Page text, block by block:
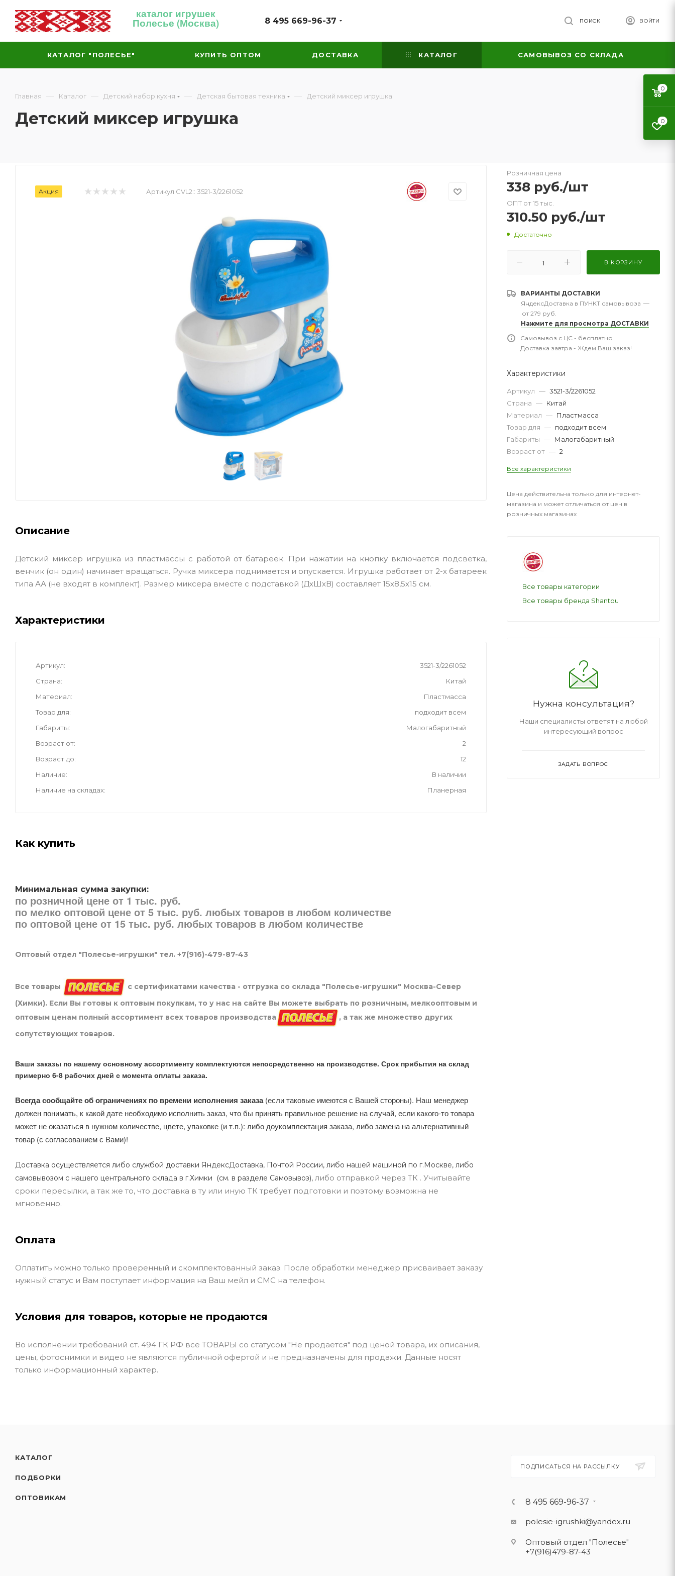
каталог игрушек
Полесье (Москва) 8 495 669-96-37 ВОЙТИ
ПОИСК
КАТАЛОГ "ПОЛЕСЬЕ" КУПИТЬ ОПТОМ ДОСТАВКА КАТАЛОГ САМОВЫВОЗ СО СКЛАДА
Главная — Каталог — Детский набор кухня — Детская бытовая техника — Детский миксер игрушка
Детский миксер игрушка
Акция Артикул CVL2:: 3521-3/2261052
Описание
Детский миксер игрушка из пластмассы с работой от батареек. При нажатии на кнопку включается подсветка,
венчик (он один) начинает вращаться. Ручка миксера поднимается и опускается. Игрушка работает от 2-х батареек
типа АА (не входят в комплект). Размер миксера вместе с подставкой (ДхШхВ) составляет 15х8,5х15 см.
Характеристики
Артикул
3521-3/2261052
Страна
Китай
Материал
Пластмасса
Товар для
подходит всем
Габариты
Малогабаритный
Возраст от
2
Возраст до
12
Наличие
В наличии
Наличие на складах
Планерная
Как купить
Минимальная сумма закупки:
по розничной цене от 1 тыс. руб.
по мелко оптовой цене от 5 тыс. руб. любых товаров в любом количестве
по оптовой цене от 15 тыс. руб. любых товаров в любом количестве
Оптовый отдел "Полесье-игрушки" тел. +7(916)-479-87-43
Все товары
с сертификатами качества - отгрузка со склада "Полесье-игрушки" Москва-Север
(Химки). Если Вы готовы к оптовым покупкам, то у нас на сайте Вы можете выбрать по розничным, мелкооптовым и
оптовым ценам полный ассортимент всех товаров производства
, а так же множество других
сопутствующих товаров.
Ваши заказы по нашему основному ассортименту комплектуются непосредственно на производстве. Срок прибытия на склад
примерно 6-8 рабочих дней с момента оплаты заказа.
Всегда сообщайте об ограничениях по времени исполнения заказа(если таковые имеются с Вашей стороны). Наш менеджер
должен понимать, к какой дате необходимо исполнить заказ, что бы принять правильное решение на случай, если какого-то товара
может не оказаться в нужном количестве, цвете, упаковке (и т.п.): либо доукомплектация заказа, либо замена на альтернативный
товар (с согласованием с Вами)!
Доставка осуществляется либо службой доставки ЯндексДоставка, Почтой России, либо нашей машиной по г.Москве, либо
самовывозом с нашего центрального склада в г.Химки (см. в разделе Самовывоз), либо отправкой через ТК . Учитывайте
сроки пересылки, а так же то, что доставка в ту или иную ТК требует подготовки и поэтому возможна не
мгновенно.
Оплата
Оплатить можно только проверенный и скомплектованный заказ. После обработки менеджер присваивает заказу
нужный статус и Вам поступает информация на Ваш мейл и СМС на телефон.
Условия для товаров, которые не продаются
Во исполнении требований ст. 494 ГК РФ все ТОВАРЫ со статусом "Не продается" под ценой товара, их описания,
цены, фотоснимки и видео не являются публичной офертой и не предназначены для продажи. Данные носят
только информационный характер.
Розничная цена
338 руб./шт
ОПТ от 15 тыс.
310.50 руб./шт
Достаточно
В КОРЗИНУ
ВАРИАНТЫ ДОСТАВКИ
ЯндексДоставка в ПУНКТ самовывоза —
от 279 руб.
Нажмите для просмотра ДОСТАВКИ
Самовывоз с ЦС - бесплатно
Доставка завтра - Ждем Ваш заказ!
Характеристики
Артикул — 3521-3/2261052
Страна — Китай
Материал — Пластмасса
Товар для — подходит всем
Габариты — Малогабаритный
Возраст от — 2
Все характеристики
Цена действительна только для интернет-
магазина и может отличаться от цен в
розничных магазинах
Все товары категории
Все товары бренда Shantou
Нужна консультация?
Наши специалисты ответят на любой
интересующий вопрос
ЗАДАТЬ ВОПРОС
КАТАЛОГ
ПОДБОРКИ
ОПТОВИКАМ
ПОДПИСАТЬСЯ НА РАССЫЛКУ
8 495 669-96-37
polesie-igrushki@yandex.ru
Оптовый отдел "Полесье"
+7(916)479-87-43
0
0